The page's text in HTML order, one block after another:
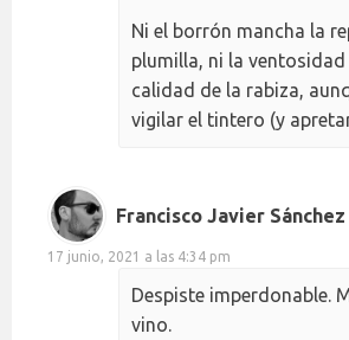
Ni el borrón mancha la
plumilla, ni la
calidad de la rabiza,
vigilar el tintero (y
Francisco Javier
17 junio, 2021 a las 4:34 pm
Despiste imperdonable.
vino.